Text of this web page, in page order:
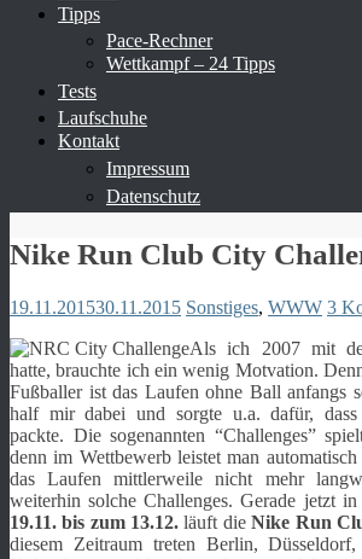
Tipps
Pace-Rechner
Wettkampf – 24 Tipps
Tests
Laufschuhe
Kontakt
Impressum
Datenschutz
Nike Run Club City
19.11.201530.11.2015 Sonstiges, WWW 3
Als ich 2007 mit
hatte, brauchte ich ein wenig Motvation.
Fußballer ist das Laufen ohne Ball anfangs
half mir dabei und sorgte u.a. dafür,
packte. Die sogenannten “Challenges”
denn im Wettbewerb leistet man
das Laufen mittlerweile nicht mehr
weiterhin solche Challenges. Gerade jetzt
19.11. bis zum 13.12. läuft dieNike Run
diesem Zeitraum treten Berlin,